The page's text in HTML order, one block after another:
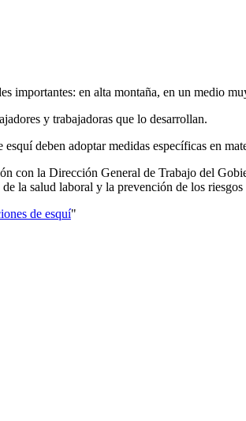
importantes: en alta montaña, en un medio
y trabajadoras que lo desarrollan.
deben adoptar medidas específicas en
con la Dirección General de Trabajo del
la salud laboral y la prevención de los
de esquí"